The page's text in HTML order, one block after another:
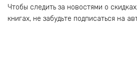
Чтобы следить за новостями о
книгах, не забудьте подписаться на